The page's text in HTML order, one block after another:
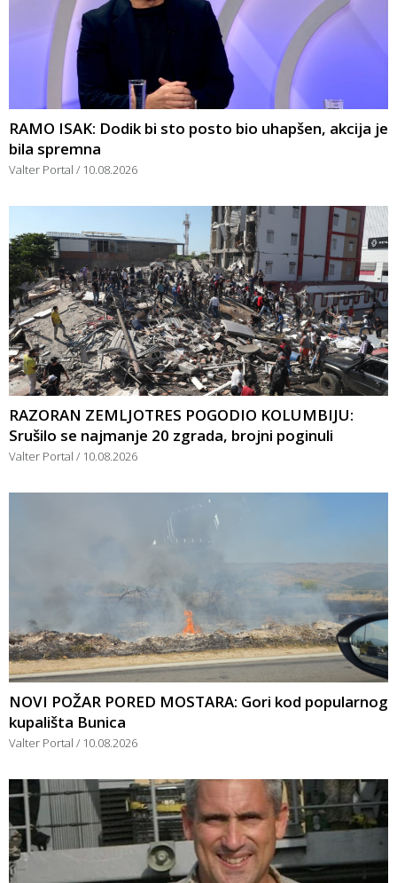
RAMO ISAK: Dodik bi sto posto bio uhapšen, akcija je
bila spremna
Valter Portal 10.08.2026
RAZORAN ZEMLJOTRES POGODIO KOLUMBIJU:
Srušilo se najmanje 20 zgrada, brojni poginuli
Valter Portal 10.08.2026
NOVI POŽAR PORED MOSTARA: Gori kod popularnog
kupališta Bunica
Valter Portal 10.08.2026